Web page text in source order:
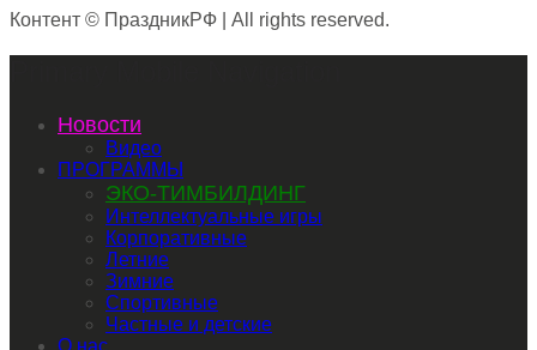
Контент © ПраздникРФ | All rights reserved.
Новости
Видео
ПРОГРАММЫ
ЭКО-ТИМБИЛДИНГ
Интеллектуальные игры
Корпоративные
Летние
Зимние
Спортивные
Частные и детские
О нас